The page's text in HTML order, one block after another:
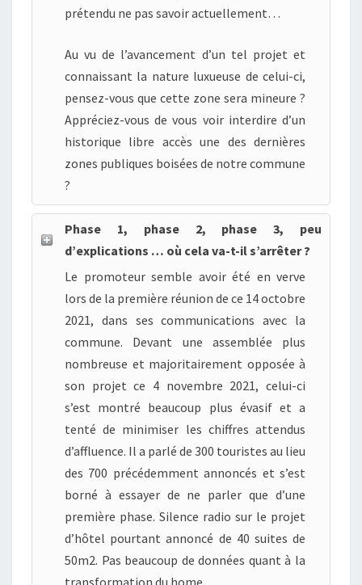
prétendu ne pas savoir actuellement…
Au vu de l’avancement d’un tel projet et
connaissant la nature luxueuse de celui-ci,
pensez-vous que cette zone sera mineure ?
Appréciez-vous de vous voir interdire d’un
historique libre accès une des dernières
zones publiques boisées de notre commune
?
Phase 1, phase 2, phase 3, peu
d’explications … où cela va-t-il s’arrêter ?
Le promoteur semble avoir été en verve
lors de la première réunion de ce 14 octobre
2021, dans ses communications avec la
commune. Devant une assemblée plus
nombreuse et majoritairement opposée à
son projet ce 4 novembre 2021, celui-ci
s’est montré beaucoup plus évasif et a
tenté de minimiser les chiffres attendus
d’affluence. Il a parlé de 300 touristes au lieu
des 700 précédemment annoncés et s’est
borné à essayer de ne parler que d’une
première phase. Silence radio sur le projet
d’hôtel pourtant annoncé de 40 suites de
50m2. Pas beaucoup de données quant à la
transformation du home.